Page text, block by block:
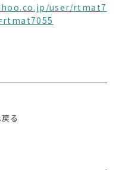
user/rtmat7
る